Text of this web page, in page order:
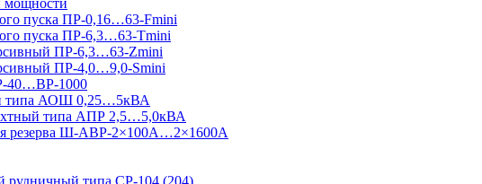
мощности
пуска ПР-0,16…63-Fmini
пуска ПР-6,3…63-Tmini
ПР-6,3…63-Zmini
ПР-4,0…9,0-Smini
40…ВР-1000
типа АОШ 0,25…5кВА
типа АПР 2,5…5,0кВА
резерва Ш-АВР-2×100А…2×1600А
рудничный типа СР-104 (204)